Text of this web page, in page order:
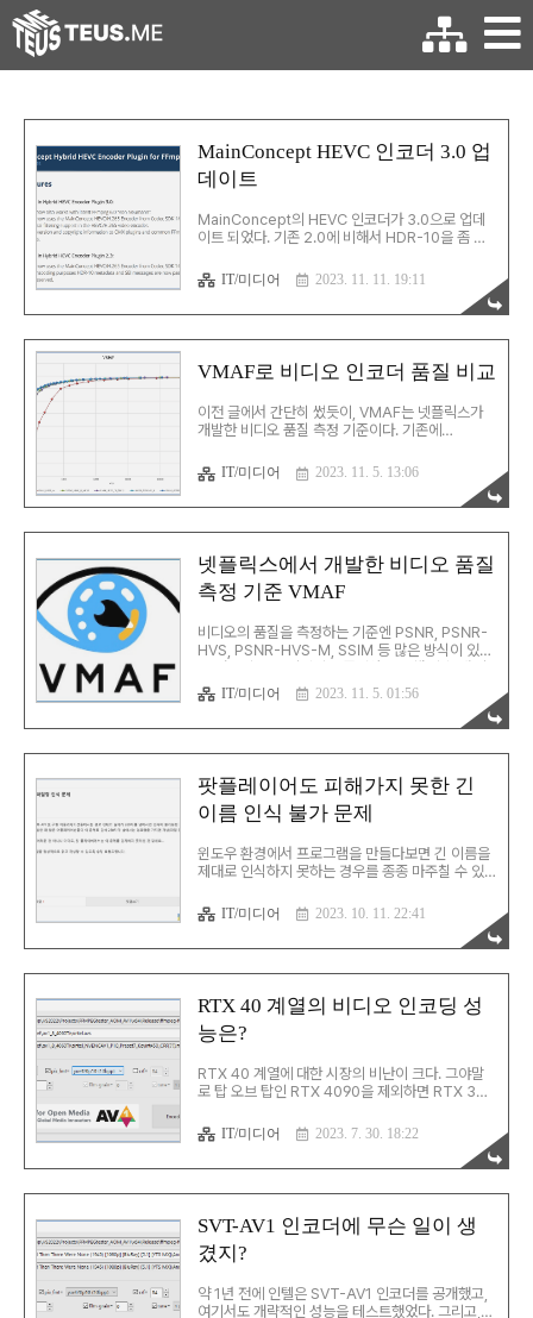
MainConcept HEVC 인코더 3.0 업
데이트
MainConcept의 HEVC 인코더가 3.0으로 업데
이트 되었다. 기존 2.0에 비해서 HDR-10을 좀 더
한 건 인코더 자체의 성능. 다양한 테스트를 돌려본
결과 2.2에 비해 8bpp 영상은 압축률이 향상됨을
데, 이걸 더 끌어올렸다... 10bpp 영상은 2.2와 비
교해서 거의 달라진 점이 없다. 실제 파일의 크기가
조금 달라진 걸 보면 기존 코드를 그대로 둔 건 아니
시 돈 들인 값을 하는 MainConcept 인코더인 것
이다...
IT/미디어 2023. 11. 11. 19:11
VMAF로 비디오 인코더 품질 비교
이전 글에서 간단히 썼듯이, VMAF는 넷플릭스가
개발한 비디오 품질 측정 기준이다. 기존에
을 VMAF로 비교해보기로 했다. 하는 김에 기존의
비디오 소스인 [Sintel]과는 다른 소스를 사용해보
기로 했다. CG만을 사용한 비디오와 실사 영화는
제나 그렇듯 이러한 테스트는 변인을 통제하고 일부
인자만 바꿔서 계속 반복해 수행하는 게 기본. 이번
에도 수많은 테스트를 수행했고, 각 세트마다 엑셀
의 시트 하나에 다 저장했다. H.264 언제나 그렇듯
처음부터 눈에 띄는 특성들이 보인다. 일단
4060Ti의 H.264 인코더가 x264보다 용량 대비
품질이..
IT/미디어 2023. 11. 5. 13:06
넷플릭스에서 개발한 비디오 품질
측정 기준 VMAF
비디오의 품질을 측정하는 기준엔 PSNR, PSNR-
HVS, PSNR-HVS-M, SSIM 등 많은 방식이 있다.
음비를 계산하는 PSNR이나 구조적 유사성을 계산
하는 SSIM 등이 많이 사용되지만, 사람이 눈으로
보는 결과와는 여전히 차이가 있다. 몇년 전에 넷플
기준을 개발했다. 핵심 아이디어는 간단(?)하다. 많
은 사람들이 직접 비교한 이미지 품질의 평균을 기
준으로 삼은 뒤 정량적 측정치에 가중치를 부여해
더해서 유사한 결과가 나오는 모델을 만든 것. 이게
말이야 쉽지 쉬운 일도 아니거니와 그 결과를 통해
최적의 인코딩을 수행한 결과를 전 세계의 사용자들
에게 평가를 받게 되는 것이다. 이 방식이 발표..
IT/미디어 2023. 11. 5. 01:56
팟플레이어도 피해가지 못한 긴
이름 인식 불가 문제
윈도우 환경에서 프로그램을 만들다보면 긴 이름을
제대로 인식하지 못하는 경우를 종종 마주칠 수 있
다. 특정 버전 이전의 윈도우에서는 레지스트리에
값을 기록하고, 파일명 앞에\?\를 붙이는 것으로서
해결이 가능하다. 하지만, 좀 더 복잡한 상황이 되면
Function들의 경우 관련 구조체에 MAX_PATH로
정의되어있는 값들이 있다. 예컨데, 아래와 같은 구
조체가 이미 정의되어있기 때문에 파일 탐색 등에서
는 근본적인 해결이 쉽지 않다. typedef struct
_WIN32_FIND_DATAW { DWORD
dwFileAttributes; FILETIME
ftCreationTime; FILETIME ..
IT/미디어 2023. 10. 11. 22:41
RTX 40 계열의 비디오 인코딩 성
능은?
RTX 40 계열에 대한 시장의 비난이 크다. 그야말
로 탑 오브 탑인 RTX 4090을 제외하면 RTX 30
비싸기 때문이다. 심지어 메모리 버스폭마저 동일
라인업 기준으로 좁아져서 비난받지 않으면 오히려
이상할 지경이다. 전성비가 높다는 점을 제외하면
고... 비디오 인코딩 성능이 궁금해졌다. 인텔 Arc도
돌려본 마당에 RTX 40을 안 돌려볼 수 없고...
H.264 이제 nvdia도 경험이 충분히 쌓인 것 같다.
인텔® QSV 수준의 인코딩 수준을 보여준다. 높은
x264로 인코딩할 필요가 없을 것 같다. RTX 40
계열 및 인텔® QSV의 용량 ..
IT/미디어 2023. 7. 30. 18:22
SVT-AV1 인코더에 무슨 일이 생
겼지?
약 1년 전에 인텔은 SVT-AV1 인코더를 공개했고,
여기서도 개략적인 성능을 테스트했었다. 그리고,